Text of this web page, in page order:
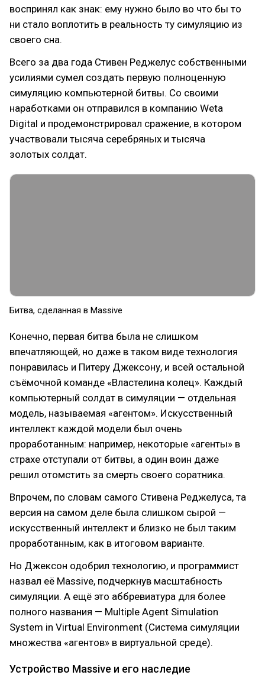
воспринял как знак: ему нужно было во что бы то
ни стало воплотить в реальность ту симуляцию из
своего сна.
Всего за два года Стивен Реджелус собственными
усилиями сумел создать первую полноценную
симуляцию компьютерной битвы. Со своими
наработками он отправился в компанию Weta
Digital и продемонстрировал сражение, в котором
участвовали тысяча серебряных и тысяча
золотых солдат.
Битва, сделанная в Massive
Конечно, первая битва была не слишком
впечатляющей, но даже в таком виде технология
понравилась и Питеру Джексону, и всей остальной
съёмочной команде «Властелина колец». Каждый
компьютерный солдат в симуляции — отдельная
модель, называемая «агентом». Искусственный
интеллект каждой модели был очень
проработанным: например, некоторые «агенты» в
страхе отступали от битвы, а один воин даже
решил отомстить за смерть своего соратника.
Впрочем, по словам самого Стивена Реджелуса, та
версия на самом деле была слишком сырой —
искусственный интеллект и близко не был таким
проработанным, как в итоговом варианте.
Но Джексон одобрил технологию, и программист
назвал её Massive, подчеркнув масштабность
симуляции. А ещё это аббревиатура для более
полного названия — Multiple Agent Simulation
System in Virtual Environment (Система симуляции
множества «агентов» в виртуальной среде).
Устройство Massive и его наследие